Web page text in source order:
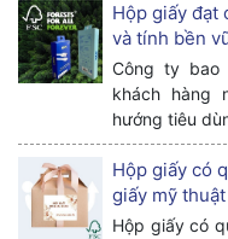
Hộp giấy đạt
và tính bền
Công ty bao
khách hàng
hướng tiêu
Hộp giấy có
giấy mỹ thuật
Hộp giấy có